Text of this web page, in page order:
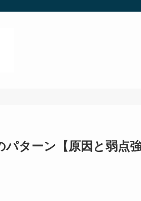
ターン【原因と弱点